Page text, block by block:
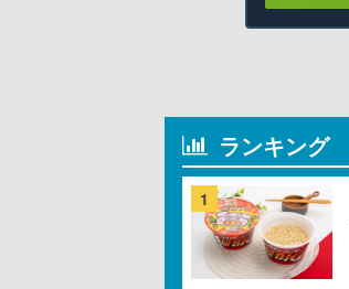
ランキング
1